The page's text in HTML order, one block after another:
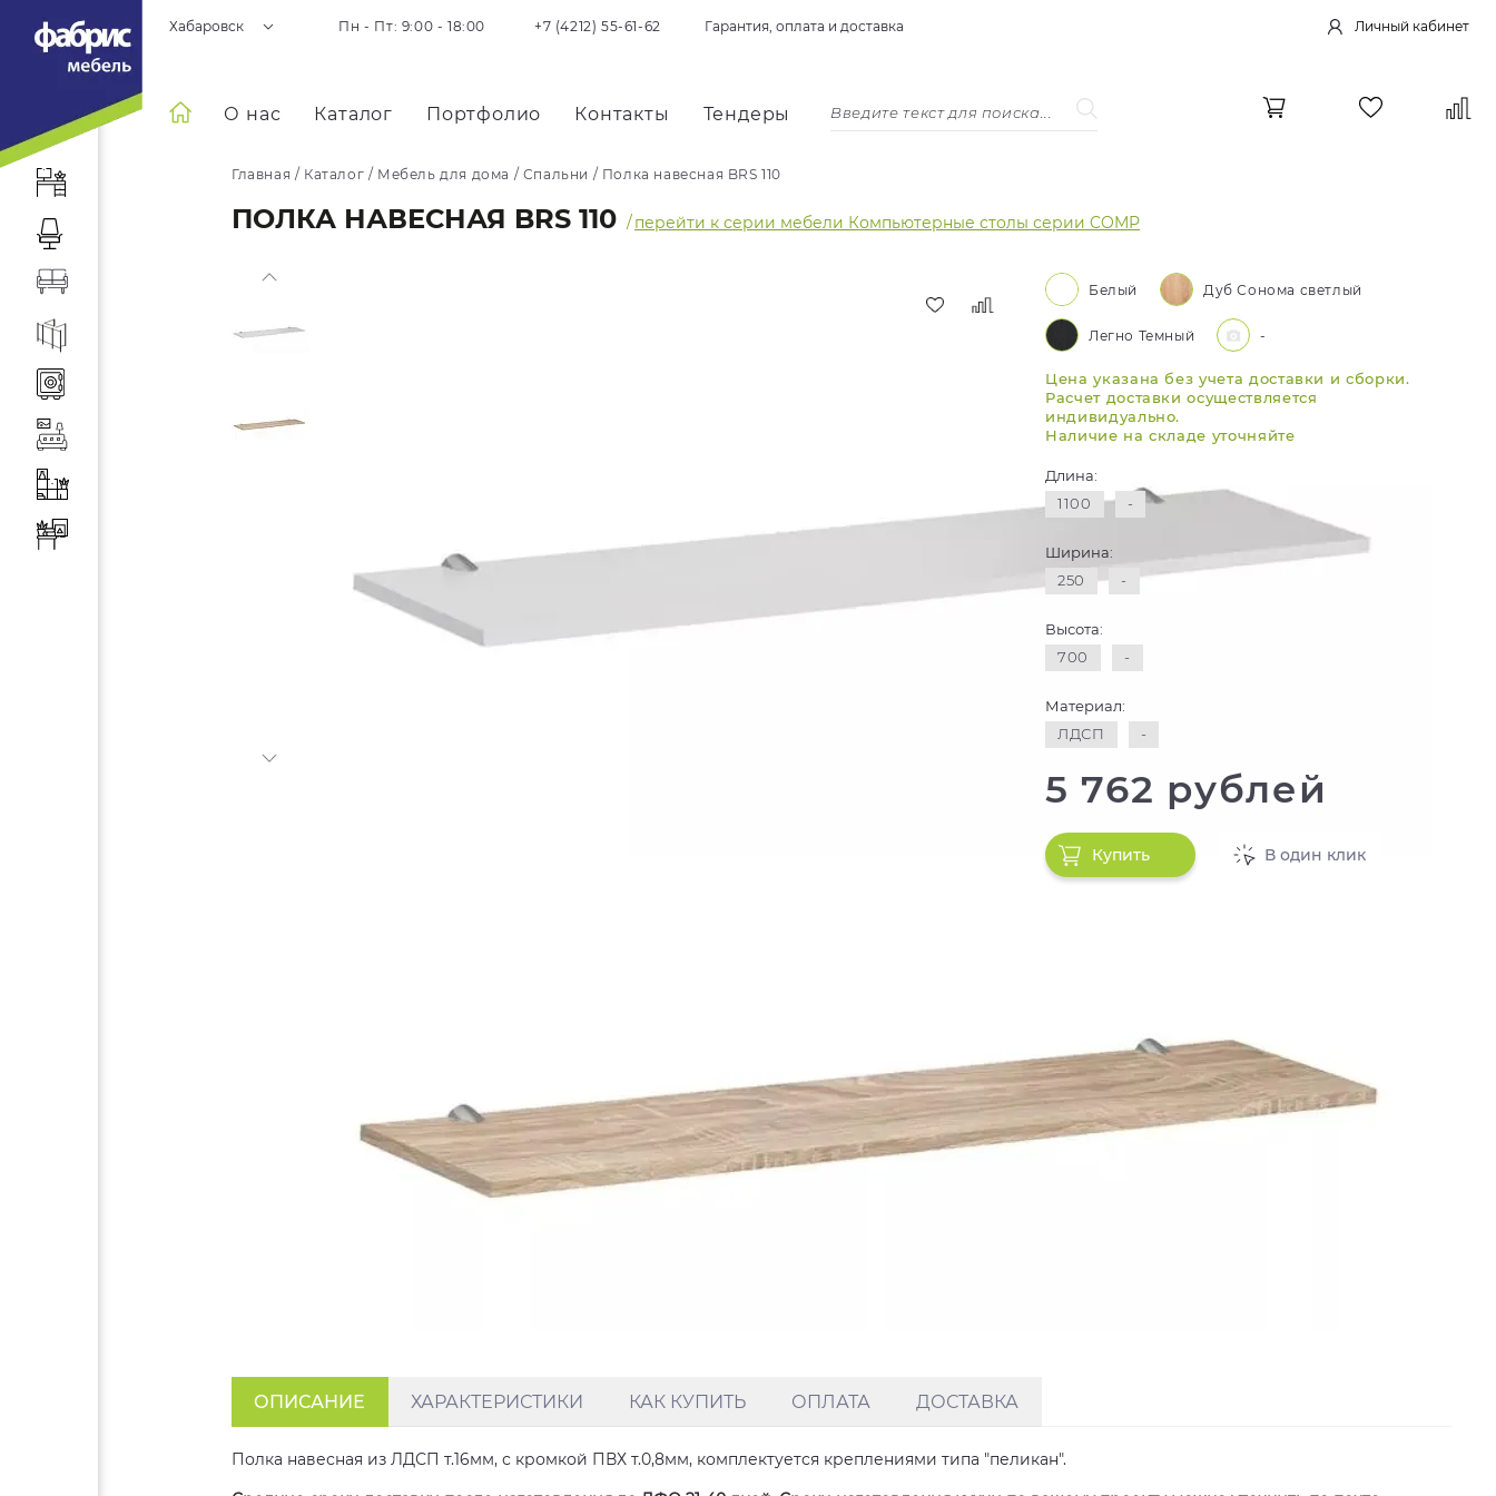
Хабаровск Пн - Пт: 9:00 - 18:00 +7 (4212) 55-61-62 Гарантия, оплата и доставка Личный кабинет
О нас Каталог Портфолио Контакты Тендеры
Главная / Каталог / Мебель для дома / Спальни / Полка навесная BRS 110
ПОЛКА НАВЕСНАЯ BRS 110 /перейти к серии мебели Компьютерные столы серии COMP
Белый Дуб Сонома светлый
Легно Темный -
Цена указана без учета доставки и сборки.
Расчет доставки осуществляется
индивидуально.
Наличие на складе уточняйте
Длина:
1100
-
Ширина:
250
-
Высота:
700
-
Материал:
ЛДСП
-
5 762 рублей
Купить В один клик
ОПИСАНИЕ ХАРАКТЕРИСТИКИ КАК КУПИТЬ ОПЛАТА ДОСТАВКА
Полка навесная из ЛДСП т.16мм, с кромкой ПВХ т.0,8мм, комплектуется креплениями типа "пеликан".